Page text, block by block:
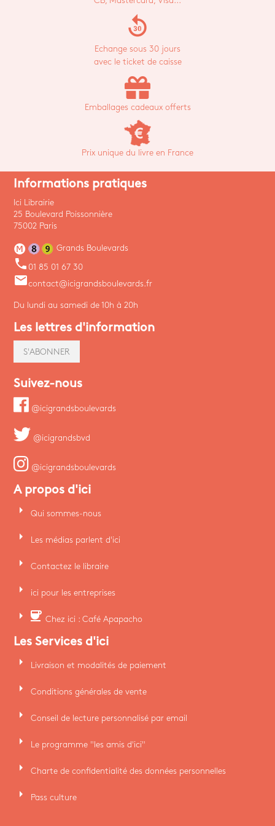
replay_30
Echange sous 30 jours
avec le ticket de caisse
Emballages cadeaux offerts
Prix unique du livre en France
Informations pratiques
Ici Librairie
25 Boulevard Poissonnière
75002 Paris
Grands Boulevards
phone 01 85 01 67 30
emailcontact@icigrandsboulevards.fr
Du lundi au samedi de 10h à 20h
Les lettres d'information
S'ABONNER
Suivez-nous
@icigrandsboulevards
@icigrandsbvd
@icigrandsboulevards
A propos d'ici
arrow_right Qui sommes-nous
arrow_right Les médias parlent d'ici
arrow_right Contactez le libraire
arrow_right ici pour les entreprises
arrow_right coffee Chez ici : Café Apapacho
Les Services d'ici
arrow_right Livraison et modalités de paiement
arrow_right Conditions générales de vente
arrow_right Conseil de lecture personnalisé par email
arrow_right Le programme "les amis d'ici"
arrow_right Charte de confidentialité des données personnelles
arrow_right Pass culture